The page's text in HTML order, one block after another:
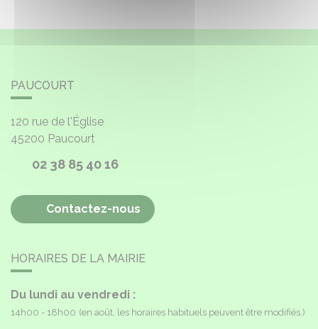
PAUCOURT
120 rue de l'Église
45200 Paucourt
02 38 85 40 16
Contactez-nous
HORAIRES DE LA MAIRIE
Du lundi au vendredi :
14h00 - 18h00 (en août, les horaires habituels peuvent être modifiés.)